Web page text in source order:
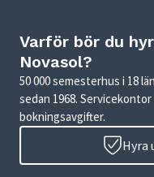
Varför bör du
Novasol?
50 000 semesterhus i 18
sedan 1968.
bokningsavgifter.
Hyra